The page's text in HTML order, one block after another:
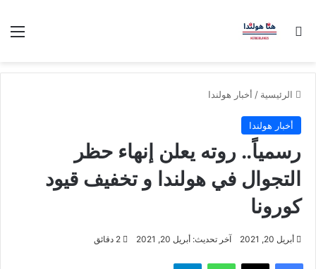
بحث عن
الرئيسية / أخبار هولندا
أخبار هولندا
رسمياً.. روته يعلن إنهاء حظر
التجوال في هولندا و تخفيف قيود
كورونا
أبريل 20, 2021 آخر تحديث: أبريل 20, 2021
فيسبوك ‫X واتساب تيلقرام